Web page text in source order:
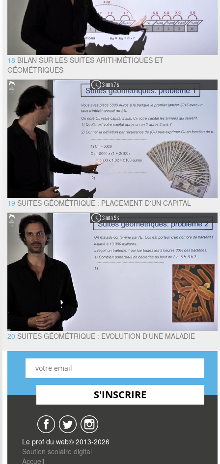
18 BILAN SUR LES SUITES ARITHMÉTIQUES ET
GÉOMÉTRIQUES
3 min 7 s
19 SUITES GÉOMÉTRIQUE : PLACEMENT D'UN CAPITAL
3 min 9 s
20 SUITES GÉOMÉTRIQUE : EVOLUTION D'UNE MALADIE
Le prof du web© 2013-2026
Soutien scolaire digital
Accueil